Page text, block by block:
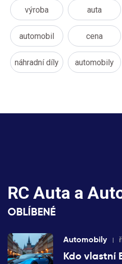
výroba auta
automobil cena
náhradní díly automobily
RC Auta a
OBLÍBENÉ
Automobily
Kdo vlastní